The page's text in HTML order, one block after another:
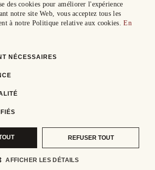
des cookies pour améliorer l'expérience
notre site Web, vous acceptez tous les
à notre Politique relative aux cookies.En
NÉCESSAIRES
REFUSER TOUT
AFFICHER LES DÉTAILS